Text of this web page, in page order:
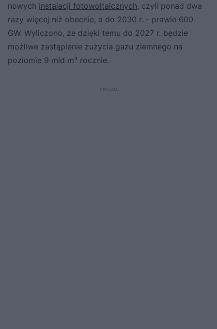
nowych instalacji fotowoltaicznych, czyli ponad dwa
razy więcej niż obecnie, a do 2030 r. - prawie 600
GW. Wyliczono, że dzięki temu do 2027 r. będzie
możliwe zastąpienie zużycia gazu ziemnego na
poziomie 9 mld m³ rocznie.